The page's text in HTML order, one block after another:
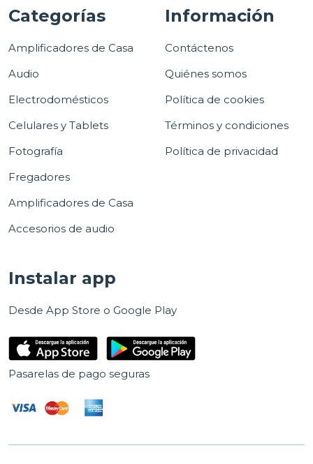
Categorías
Amplificadores de Casa
Audio
Electrodomésticos
Celulares y Tablets
Fotografía
Fregadores
Amplificadores de Casa
Accesorios de audio
Información
Contáctenos
Quiénes somos
Política de cookies
Términos y condiciones
Política de privacidad
Instalar app
Desde App Store o Google Play
Pasarelas de pago seguras